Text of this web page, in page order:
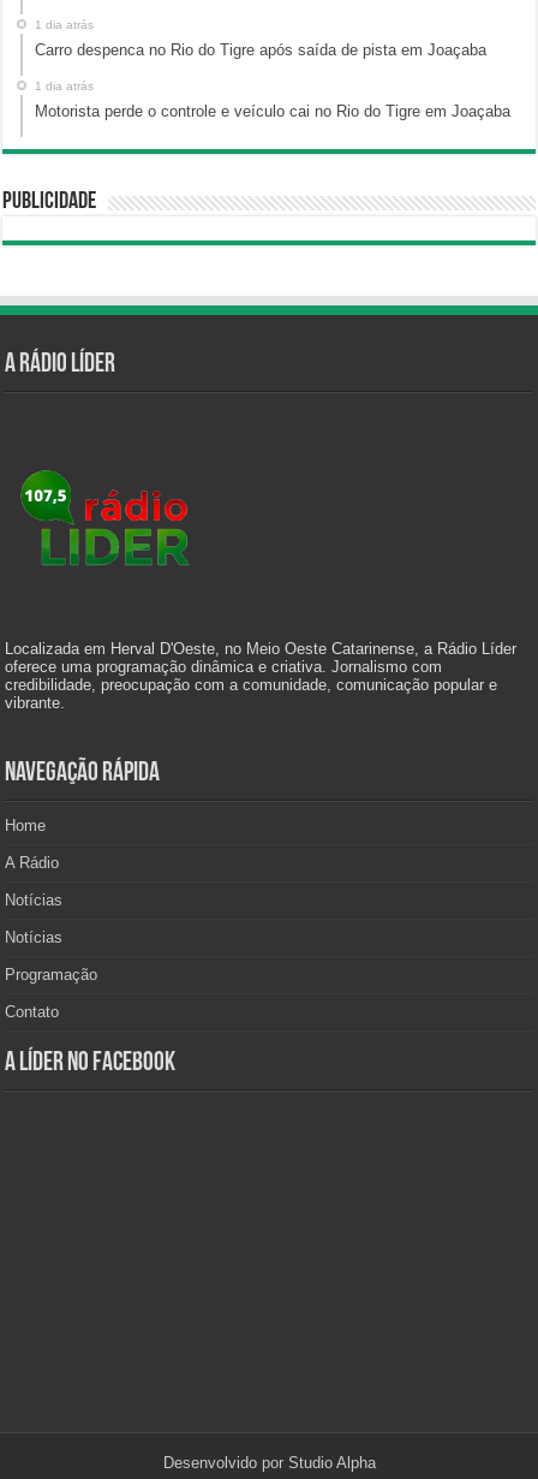
1 dia atrás
Carro despenca no Rio do Tigre após saída de pista em Joaçaba
1 dia atrás
Motorista perde o controle e veículo cai no Rio do Tigre em Joaçaba
Publicidade
A Rádio Líder
Localizada em Herval D'Oeste, no Meio Oeste Catarinense, a Rádio Líder
oferece uma programação dinâmica e criativa. Jornalismo com
credibilidade, preocupação com a comunidade, comunicação popular e
vibrante.
Navegação Rápida
Home
A Rádio
Notícias
Notícias
Programação
Contato
A Líder no Facebook
Desenvolvido por Studio Alpha